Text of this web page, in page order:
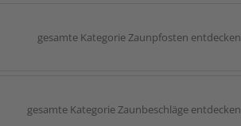
gesamte Kategorie Zaunpfosten entdecken
gesamte Kategorie Zaunbeschläge entdecken